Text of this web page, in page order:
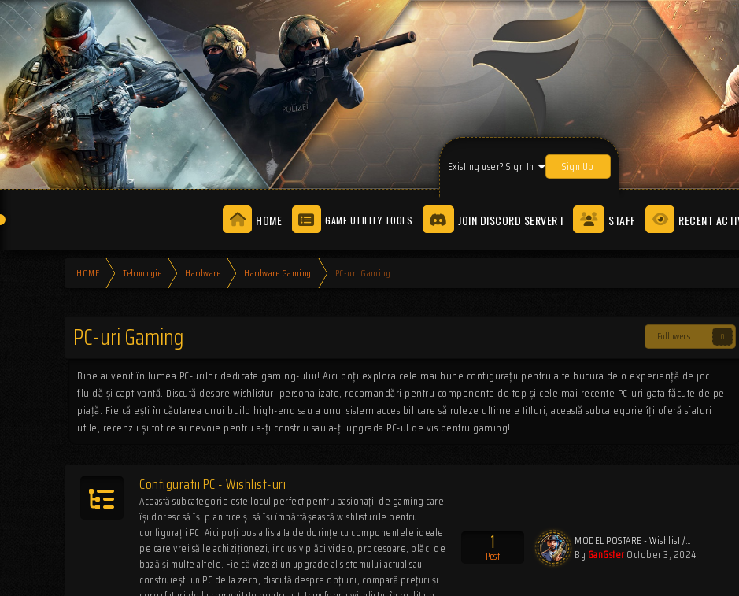
Existing user? Sign In Sign Up
HOME GAME UTILITY TOOLS JOIN DISCORD SERVER ! STAFF RECENT
HOME Tehnologie Hardware Hardware Gaming PC-uri Gaming
Followers 0
PC-uri Gaming
Bine ai venit în lumea PC-urilor dedicate gaming-ului! Aici poți explora cele mai bune configurații pentru a te bucura de o experiență de joc
fluidă și captivantă. Discută despre wishlisturi personalizate, recomandări pentru componente de top și cele mai recente PC-uri gata făcute de pe
piață. Fie că ești în căutarea unui build high-end sau a unui sistem accesibil care să ruleze ultimele titluri, această subcategorie îți oferă sfaturi
utile, recenzii și tot ce ai nevoie pentru a-ți construi sau a-ți upgrada PC-ul de vis pentru gaming!
Configuratii PC - Wishlist-uri
Această subcategorie este locul perfect pentru pasionații de gaming care
își doresc să își planifice și să își împărtășească wishlisturile pentru
configurații PC! Aici poți posta lista ta de dorințe cu componentele ideale
pe care vrei să le achiziționezi, inclusiv plăci video, procesoare, plăci de
bază și multe altele. Fie că vizezi un upgrade al sistemului actual sau
construiești un PC de la zero, discută despre opțiuni, compară prețuri și
1
Post
MODEL POSTARE - Wishlist /…
By GanGsterOctober 3, 2024